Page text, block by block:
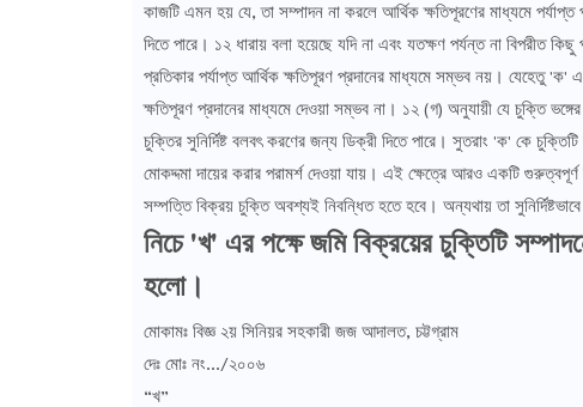
কাজটি এমন হয় যে, তা সম্পাদন না করলে আর্থিক ক্ষতিপূরণের মাধ্যমে
দিতে পারে। ১২ ধারায় বলা হয়েছে যদি না এবং যতক্ষণ পর্যন্ত না বিপরীত
প্রতিকার পর্যাপ্ত আর্থিক ক্ষতিপূরণ প্রদানের মাধ্যমে সম্ভব নয়। যেহেতু 'ক'
ক্ষতিপূরণ প্রদানের মাধ্যমে দেওয়া সম্ভব না। ১২ (গ) অনুযায়ী যে চুক্তি
চুক্তির সুনির্দিষ্ট বলবৎ করণের জন্য ডিক্রী দিতে পারে। সুতরাং 'ক' কে
মোকদ্দমা দায়ের করার পরামর্শ দেওয়া যায়। এই ক্ষেত্রে আরও একটি
সম্পত্তি বিক্রয় চুক্তি অবশ্যই নিবন্ধিত হতে হবে। অন্যথায় তা
নিচে 'খ' এর পক্ষে জমি বিক্রয়ের চুক্তিটি
হলো।
মোকামঃ বিজ্ঞ ২য় সিনিয়র সহকারী জজ আদালত, চট্টগ্রাম
দেঃ মোঃ নং.../২০০৬
“খ”